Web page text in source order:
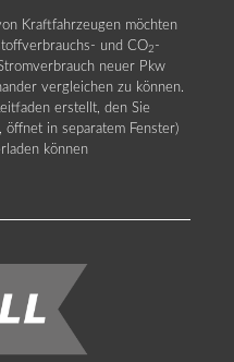
Kraftfahrzeugen möchten
und CO2 -
neuer Pkw
vergleichen zu können.
erstellt, den Sie
öffnet in separatem Fenster)
können